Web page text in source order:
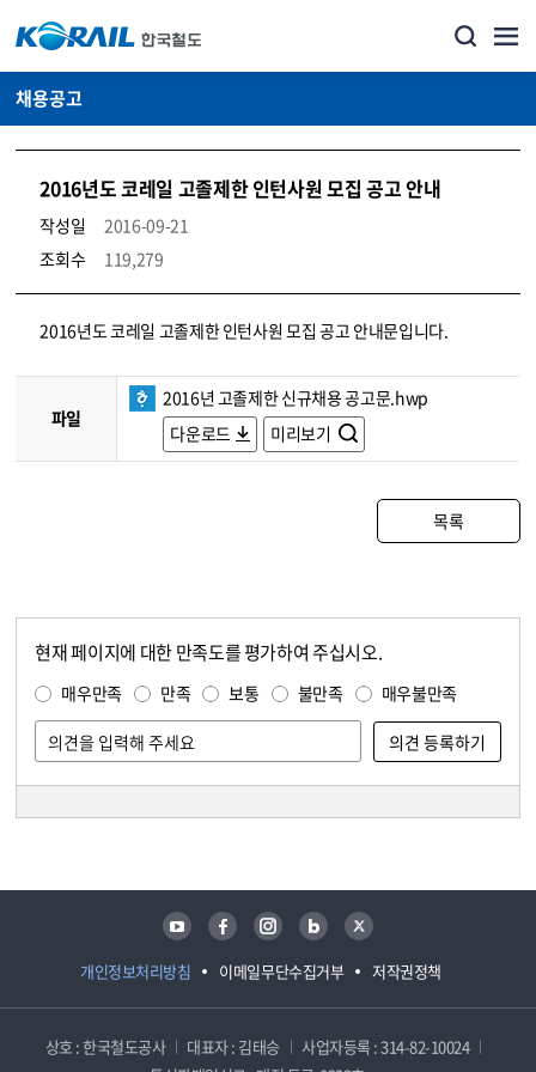
채용공고
2016년도 코레일 고졸제한 인턴사원 모집 공고 안내
작성일
2016-09-21
조회수
119,279
코레일소개_경영공시_채용공고 상세보기 – 내용, 파일, 담당자 연락처로 구성
2016년도 코레일 고졸제한 인턴사원 모집 공고 안내문입니다.
파일
2016년 고졸제한 신규채용 공고문.hwp
다운로드
미리보기
목록
현재 페이지에 대한 만족도를 평가하여 주십시오.
매우만족 만족 보통 불만족 매우불만족
개인정보처리방침 이메일무단수집거부 저작권정책
유튜브 페이스북 인스타그램 블로그 트위터
상호 : 한국철도공사 대표자 : 김태승
사업자등록 : 314-82-10024